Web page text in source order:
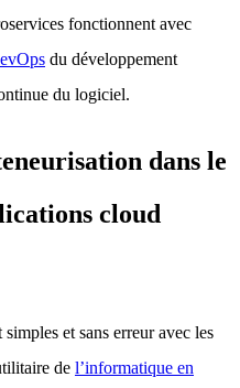
fonctionnent avec
du développement
du logiciel.
dans le
cloud
et sans erreur avec les
de l’informatique en